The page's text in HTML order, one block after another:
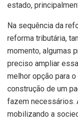
estado,
Na sequência da
reforma tributária,
momento, algumas
preciso ampliar
melhor opção para
construção de um
fazem necessários.
mobilizando a